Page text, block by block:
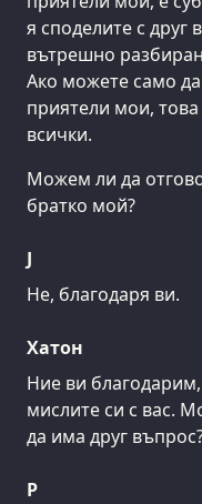
я споделите с друг
вътрешно
Ако можете само
приятели мои,
всички.
Можем ли да
братко мой?
J
Не, благодаря ви.
Хатон
Ние ви
мислите си с вас.
да има друг
Р